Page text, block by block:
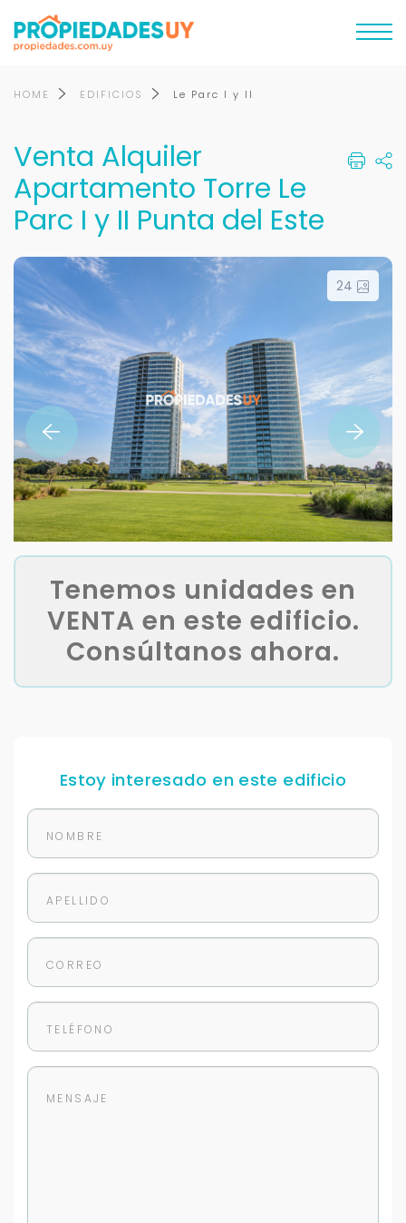
HOME EDIFICIOS Le Parc I y II
Venta Alquiler
Apartamento Torre Le
Parc I y II Punta del Este
24
Tenemos unidades en
VENTA en este edificio.
Consúltanos ahora.
Estoy interesado en este edificio